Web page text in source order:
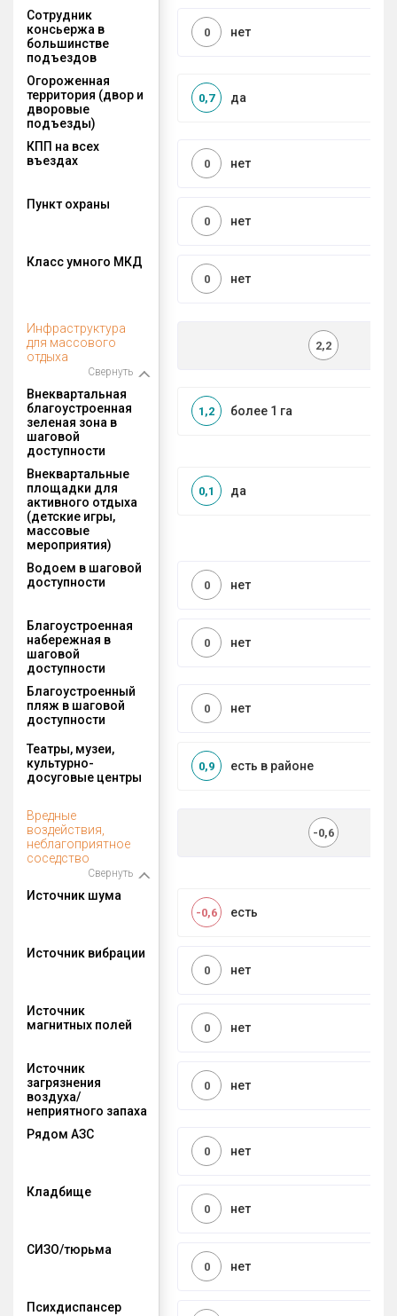
Сотрудник
консьержа в
большинстве
подъездов
нет
0
Огороженная
территория (двор и
дворовые
подъезды)
да
0,7
КПП на всех
въездах
нет
0
Пункт охраны
нет
0
Класс умного МКД
нет
0
Инфраструктура
для массового
отдыха
Свернуть
2,2
Внеквартальная
благоустроенная
зеленая зона в
шаговой
доступности
более 1 га
1,2
Внеквартальные
площадки для
активного отдыха
(детские игры,
массовые
мероприятия)
да
0,1
Водоем в шаговой
доступности
нет
0
Благоустроенная
набережная в
шаговой
доступности
нет
0
Благоустроенный
пляж в шаговой
доступности
нет
0
Театры, музеи,
культурно-
досуговые центры
есть в районе
0,9
Вредные
воздействия,
неблагоприятное
соседство
Свернуть
-0,6
Источник шума
есть
-0,6
Источник вибрации
нет
0
Источник
магнитных полей
нет
0
Источник
загрязнения
воздуха/
неприятного запаха
нет
0
Рядом АЗС
нет
0
Кладбище
нет
0
СИЗО/тюрьма
нет
0
Психдиспансер